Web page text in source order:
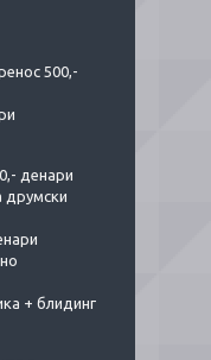
500,-
денари
друмски
+ блидинг